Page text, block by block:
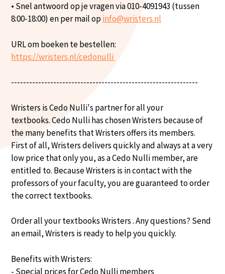
• Snel antwoord op je vragen via 010-4091943 (tussen
8:00-18:00) en per mail opinfo@wristers.nl
URL om boeken te bestellen:
https://wristers.nl/cedonulli
--------------------------------------------------------------
Wristers is Cedo Nulli's partner for all your
textbooks. Cedo Nulli has chosen Wristers because of
the many benefits that Wristers offers its members.
First of all, Wristers delivers quickly and always at a very
low price that only you, as a Cedo Nulli member, are
entitled to. Because Wristers is in contact with the
professors of your faculty, you are guaranteed to order
the correct textbooks.
Order all your textbooks Wristers . Any questions? Send
an email, Wristers is ready to help you quickly.
Benefits with Wristers:
- Special prices for Cedo Nulli members